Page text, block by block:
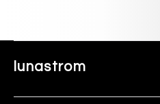
lunastrom